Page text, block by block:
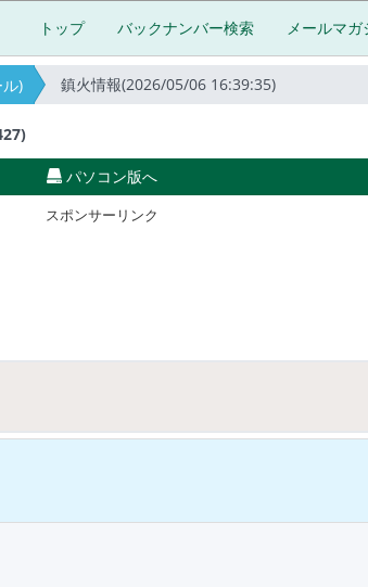
トップ バックナンバー検索 メールマ
) 鎮火情報(2026/05/06 16:39:35)
パソコン版へ
スポンサーリンク